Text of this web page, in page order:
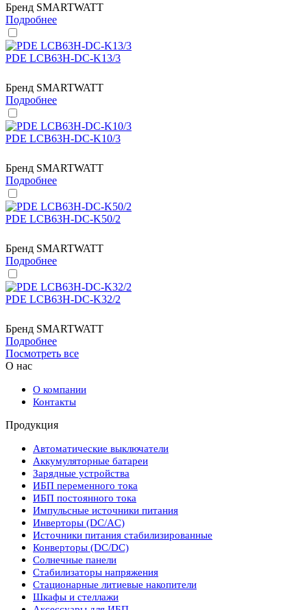
Бренд SMARTWATT
Подробнее
PDE LCB63H-DC-K13/3
Бренд SMARTWATT
Подробнее
PDE LCB63H-DC-K10/3
Бренд SMARTWATT
Подробнее
PDE LCB63H-DC-K50/2
Бренд SMARTWATT
Подробнее
PDE LCB63H-DC-K32/2
Бренд SMARTWATT
Подробнее
Посмотреть все
О нас
О компании
Контакты
Продукция
Автоматические выключатели
Аккумуляторные батареи
Зарядные устройства
ИБП переменного тока
ИБП постоянного тока
Импульсные источники питания
Инверторы (DC/AC)
Источники питания стабилизированные
Конверторы (DC/DC)
Солнечные панели
Стабилизаторы напряжения
Стационарные литиевые накопители
Шкафы и стеллажи